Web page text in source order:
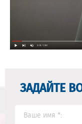
ЗАДАЙТЕ